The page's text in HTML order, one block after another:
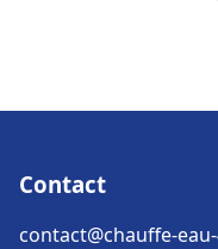
Contact
contact@chauffe-